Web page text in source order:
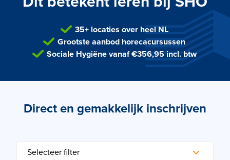
35+ locaties over heel NL
Grootste aanbod horecacursussen
Sociale Hygiëne vanaf €356,95 incl. btw
Direct en gemakkelijk inschrijven